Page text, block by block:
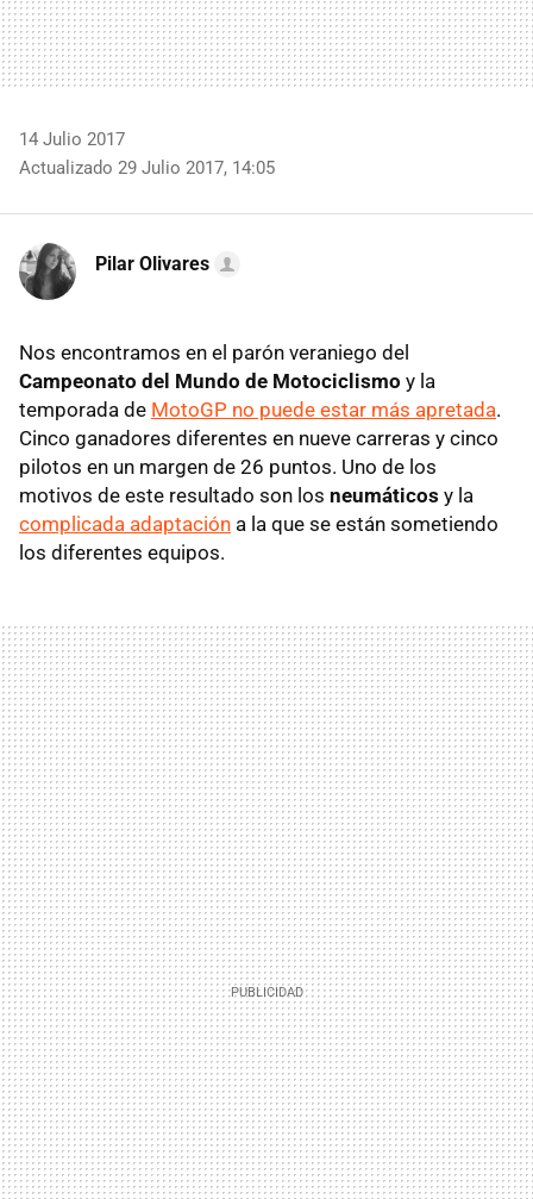
14 Julio 2017
Actualizado 29 Julio 2017, 14:05
Pilar Olivares
Nos encontramos en el parón veraniego del
Campeonato del Mundo de Motociclismo y la
temporada de MotoGP no puede estar más apretada.
Cinco ganadores diferentes en nueve carreras y cinco
pilotos en un margen de 26 puntos. Uno de los
motivos de este resultado son los neumáticos y la
complicada adaptación a la que se están sometiendo
los diferentes equipos.